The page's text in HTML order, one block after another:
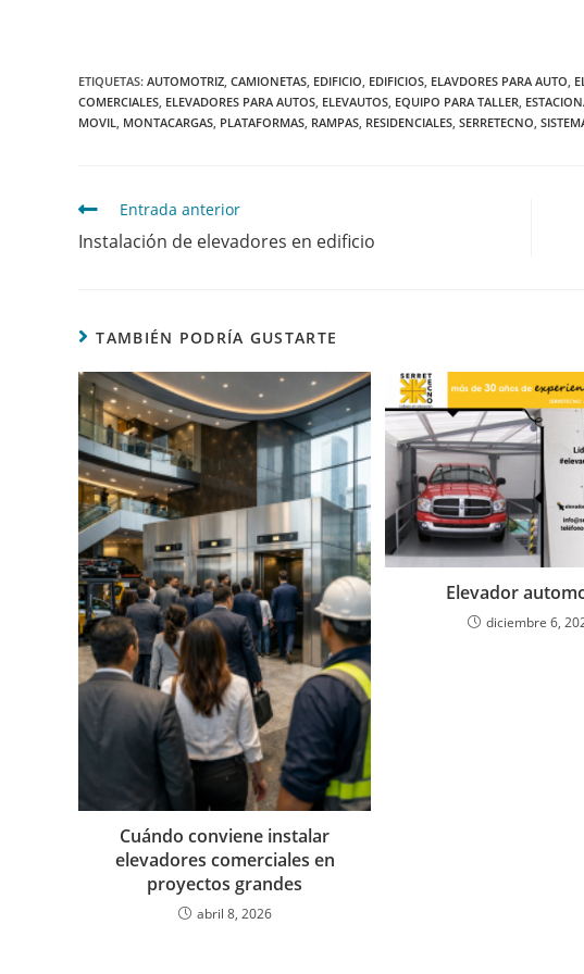
ETIQUETAS: AUTOMOTRIZ, CAMIONETAS, EDIFICIO, EDIFICIOS, ELAVDORES PARA AUTO,
COMERCIALES, ELEVADORES PARA AUTOS, ELEVAUTOS, EQUIPO PARA TALLER,
MOVIL, MONTACARGAS, PLATAFORMAS, RAMPAS, RESIDENCIALES, SERRETECNO,
Entrada anterior
Instalación de elevadores en edificio
TAMBIÉN PODRÍA GUSTARTE
Cuándo conviene instalar
elevadores comerciales en
proyectos grandes
abril 8, 2026
Elevador
diciembre 6,